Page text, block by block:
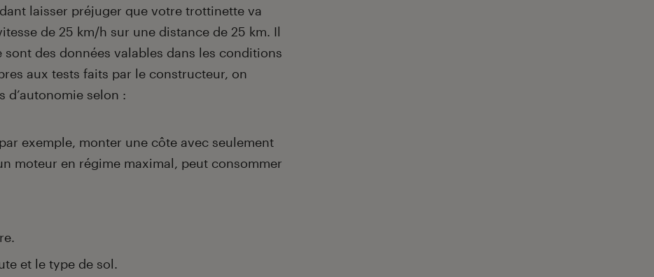
laisser préjuger que votre trottinette va
de 25 km/h sur une distance de 25 km. Il
sont des données valables dans les conditions
aux tests faits par le constructeur, on
d’autonomie selon :
exemple, monter une côte avec seulement
moteur en régime maximal, peut consommer
et le type de sol.